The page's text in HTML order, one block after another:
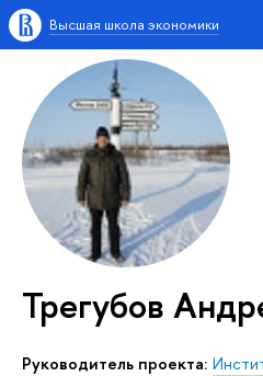
Высшая школа экономики
Трегубов
Руководитель проекта: